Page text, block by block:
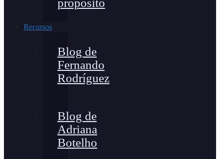
propósito
Recursos
Blog de
Fernando
Rodríguez
Blog de
Adriana
Botelho